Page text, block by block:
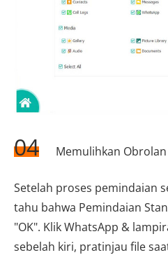
04 Memulihkan
Setelah proses pemindaian
tahu bahwa Pemindaian
"OK". Klik WhatsApp &
sebelah kiri, pratinjau file